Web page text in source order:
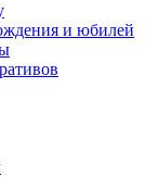
и юбилей